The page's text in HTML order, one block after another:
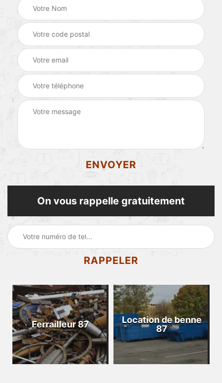
On vous rappelle gratuitement
Ferrailleur 87
Location de benne
87